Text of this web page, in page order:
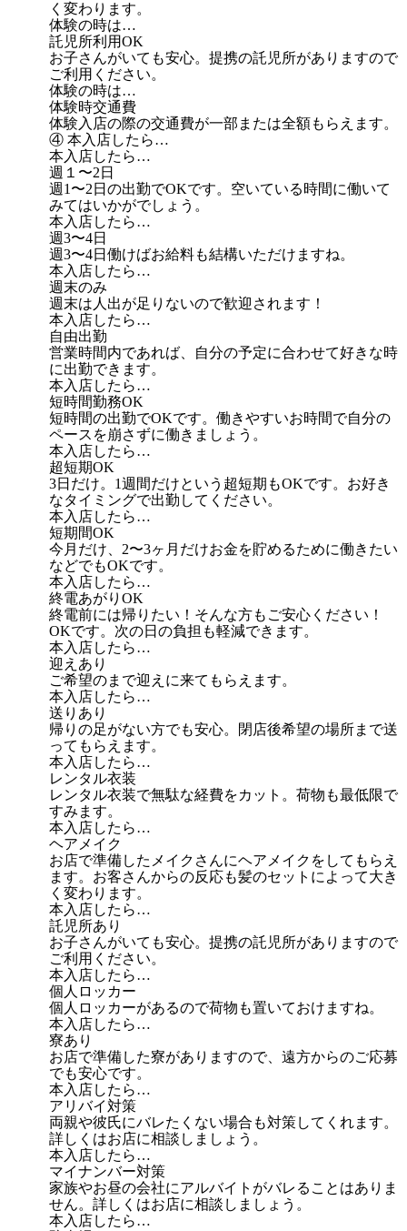
く変わります。
体験の時は…
託児所利用OK
お子さんがいても安心。提携の託児所がありますので
ご利用ください。
体験の時は…
体験時交通費
体験入店の際の交通費が一部または全額もらえます。
④ 本入店したら…
本入店したら…
週１〜2日
週1〜2日の出勤でOKです。空いている時間に働いて
みてはいかがでしょう。
本入店したら…
週3〜4日
週3〜4日働けばお給料も結構いただけますね。
本入店したら…
週末のみ
週末は人出が足りないので歓迎されます！
本入店したら…
自由出勤
営業時間内であれば、自分の予定に合わせて好きな時
に出勤できます。
本入店したら…
短時間勤務OK
短時間の出勤でOKです。働きやすいお時間で自分の
ペースを崩さずに働きましょう。
本入店したら…
超短期OK
3日だけ。1週間だけという超短期もOKです。お好き
なタイミングで出勤してください。
本入店したら…
短期間OK
今月だけ、2〜3ヶ月だけお金を貯めるために働きたい
などでもOKです。
本入店したら…
終電あがりOK
終電前には帰りたい！そんな方もご安心ください！
OKです。次の日の負担も軽減できます。
本入店したら…
迎えあり
ご希望のまで迎えに来てもらえます。
本入店したら…
送りあり
帰りの足がない方でも安心。閉店後希望の場所まで送
ってもらえます。
本入店したら…
レンタル衣装
レンタル衣装で無駄な経費をカット。荷物も最低限で
すみます。
本入店したら…
ヘアメイク
お店で準備したメイクさんにヘアメイクをしてもらえ
ます。お客さんからの反応も髪のセットによって大き
く変わります。
本入店したら…
託児所あり
お子さんがいても安心。提携の託児所がありますので
ご利用ください。
本入店したら…
個人ロッカー
個人ロッカーがあるので荷物も置いておけますね。
本入店したら…
寮あり
お店で準備した寮がありますので、遠方からのご応募
でも安心です。
本入店したら…
アリバイ対策
両親や彼氏にバレたくない場合も対策してくれます。
詳しくはお店に相談しましょう。
本入店したら…
マイナンバー対策
家族やお昼の会社にアルバイトがバレることはありま
せん。詳しくはお店に相談しましょう。
本入店したら…